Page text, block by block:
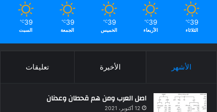
39
℃
الثلاثاء
39
℃
الأربعاء
39
℃
الخميس
39
℃
الجمعة
39
℃
السبت
الأشهر الأخيرة تعليقات
اصل العرب ومن هم قحطان وعدنان
12 أكتوبر، 2021